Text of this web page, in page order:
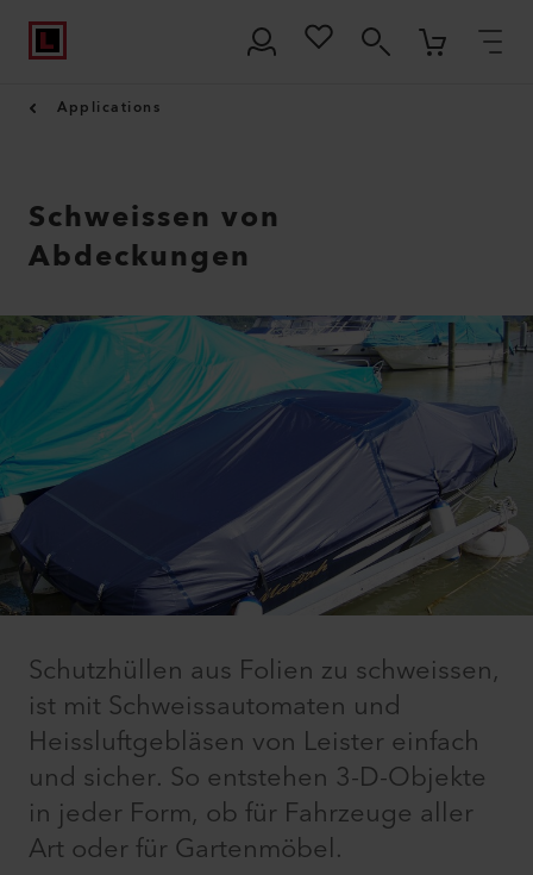
Applications
Schweissen von
Abdeckungen
Schutzhüllen aus Folien zu schweissen,
ist mit Schweissautomaten und
Heissluftgebläsen von Leister einfach
und sicher. So entstehen 3-D-Objekte
in jeder Form, ob für Fahrzeuge aller
Art oder für Gartenmöbel.